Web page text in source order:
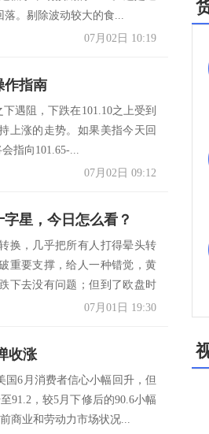
落。剔除波动较大的食...
07月02日 10:19
操作指南
遇阻，下跌在101.10之上受到
上涨的走势。如果美指今天回
指向101.65-...
07月02日 09:12
星，今日怎么看？
换，几乎把所有人打得晕头转
重要支撑，给人一种错觉，黄
下去没有问题；但到了欧盘时
07月01日 19:30
收涨
6月消费者信心小幅回升，但
91.2，较5月下修后的90.6小幅
商业和劳动力市场状况...